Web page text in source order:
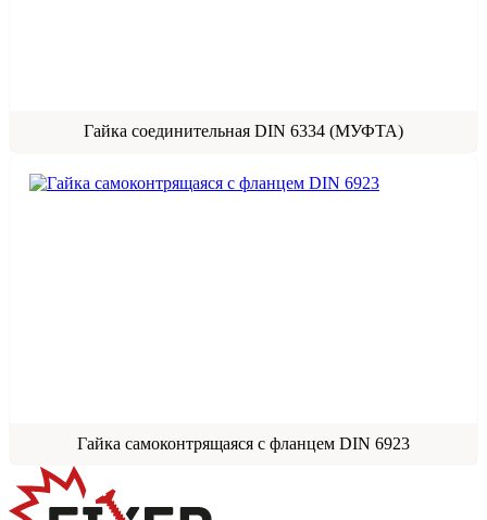
Гайка соединительная DIN 6334 (МУФТА)
Гайка самоконтрящаяся с фланцем DIN 6923